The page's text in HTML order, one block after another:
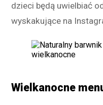
dzieci będą uwielbiać
wyskakujące na
Wielkanocne